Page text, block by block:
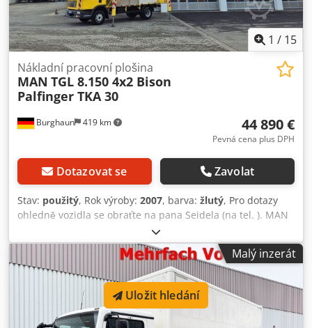
1 / 15
Burghaun 419 km
Nákladní pracovní plošina
MAN TGL 8.150 4x2 Bison
Palfinger TKA 30
44 890 €
Pevná cena plus DPH
Dotazovat se Zavolat
Stav: použitý, Rok výroby: 2007, barva: žlutý, Pro dotazy
ohledně vozidla se obraťte na pana Seidela (na tel. ). MAN
TGL 8.150 4x2 zdvihací plošina Nástavba: Bison Palfinger
TKA 30, pracovní výška: 30 m, délka ložné plochy: 1,62 m,
šířka ložné plochy: 0,82 m, dosah: 18,4 m, osoby: 3,
užitečné zatížení: 280 kg, počet míst k sezení: 2, manuální
převodovka, motorová brzda, ABS/ESP/ASR, přídavný
pohon, halogenová světla, majákové osvětlení, hydraulická
soustava, vzorek pneu: 1. náprava 11 mm, 2. náprava 12–
Malý inzerát
Uložit hledání